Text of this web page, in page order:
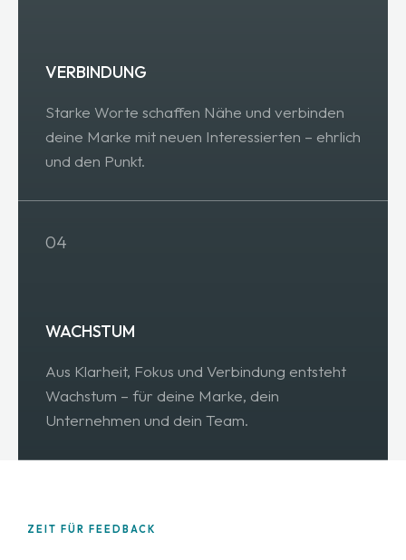
VERBINDUNG
Starke Worte schaffen Nähe und verbinden
deine Marke mit neuen Interessierten – ehrlich
und den Punkt.
04
WACHSTUM
Aus Klarheit, Fokus und Verbindung entsteht
Wachstum – für deine Marke, dein
Unternehmen und dein Team.
ZEIT FÜR FEEDBACK